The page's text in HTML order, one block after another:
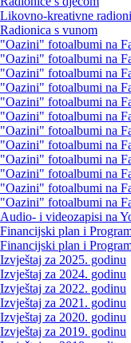
Likovno-kreativne
Radionica s vunom
"Oazini" fotoalbumi na
"Oazini" fotoalbumi na
"Oazini" fotoalbumi na
"Oazini" fotoalbumi na
"Oazini" fotoalbumi na
"Oazini" fotoalbumi na
"Oazini" fotoalbumi na
"Oazini" fotoalbumi na
"Oazini" fotoalbumi na
"Oazini" fotoalbumi na
"Oazini" fotoalbumi na
"Oazini" fotoalbumi na
Audio- i videozapisi na
Financijski plan i
Financijski plan i
Izvještaj za 2025. godinu
Izvještaj za 2024. godinu
Izvještaj za 2022. godinu
Izvještaj za 2021. godinu
Izvještaj za 2020. godinu
Izvještaj za 2019. godinu